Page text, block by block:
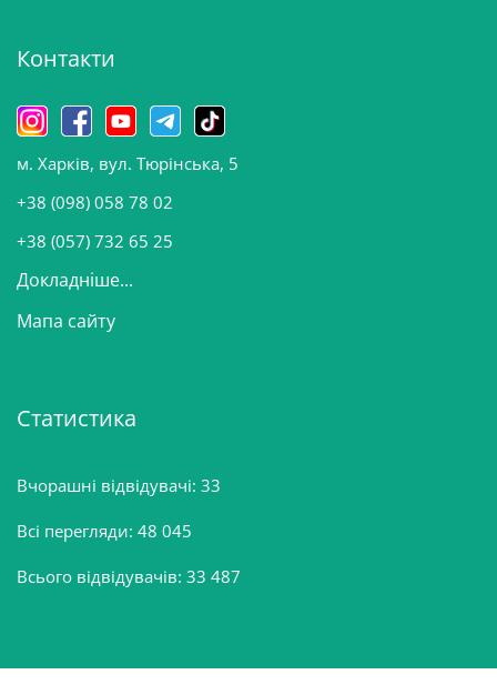
в
н
о
в
и
Контакти
м. Харків, вул. Тюрінська, 5
+38 (098) 058 78 02
+38 (057) 732 65 25
Докладніше...
Мапа сайту
Статистика
Вчорашні відвідувачі: 33
Всі перегляди: 48 045
Всього відвідувачів: 33 487